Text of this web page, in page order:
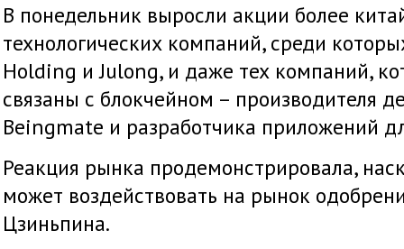
В понедельник выросли акции более
технологических компаний, среди
Holding и Julong, и даже тех компаний,
связаны с блокчейном – производителя
Beingmate и разработчика приложений
Реакция рынка продемонстрировала,
может воздействовать на рынок
Цзиньпина.